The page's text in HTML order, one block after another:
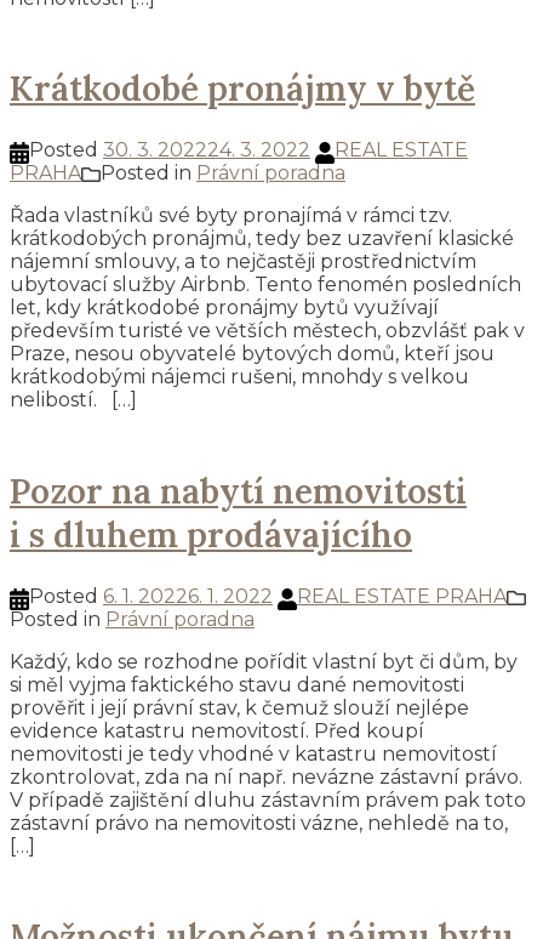
Krátkodobé pronájmy v bytě
Posted 30. 3. 202224. 3. 2022
REAL ESTATE
PRAHA
Posted in Právní poradna
Řada vlastníků své byty pronajímá v rámci tzv.
krátkodobých pronájmů, tedy bez uzavření klasické
nájemní smlouvy, a to nejčastěji prostřednictvím
ubytovací služby Airbnb. Tento fenomén posledních
let, kdy krátkodobé pronájmy bytů využívají
především turisté ve větších městech, obzvlášť pak v
Praze, nesou obyvatelé bytových domů, kteří jsou
krátkodobými nájemci rušeni, mnohdy s velkou
nelibostí. […]
Pozor na nabytí nemovitosti
i s dluhem prodávajícího
Posted 6. 1. 20226. 1. 2022
REAL ESTATE PRAHA
Posted in Právní poradna
Každý, kdo se rozhodne pořídit vlastní byt či dům, by
si měl vyjma faktického stavu dané nemovitosti
prověřit i její právní stav, k čemuž slouží nejlépe
evidence katastru nemovitostí. Před koupí
nemovitosti je tedy vhodné v katastru nemovitostí
zkontrolovat, zda na ní např. nevázne zástavní právo.
V případě zajištění dluhu zástavním právem pak toto
zástavní právo na nemovitosti vázne, nehledě na to,
[…]